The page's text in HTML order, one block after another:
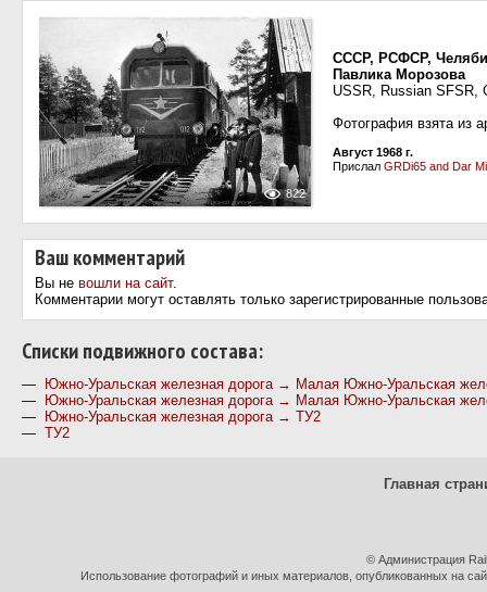
822
СССР, РСФСР,
Павлика Морозова
USSR, Russian SFSR,
Фотография взята из
Август 1968 г.
Прислал GRDi65 and Dar
Ваш комментарий
Вы не вошли на сайт.
Комментарии могут оставлять только зарегистрированные
Cписки подвижного состава:
—
Южно-Уральская железная дорога → Малая Южно-Уральская
—
Южно-Уральская железная дорога → Малая Южно-Уральская
—
Южно-Уральская железная дорога → ТУ2
— ТУ2
Главная
© Администрация
Использование фотографий и иных материалов, опубликованных на